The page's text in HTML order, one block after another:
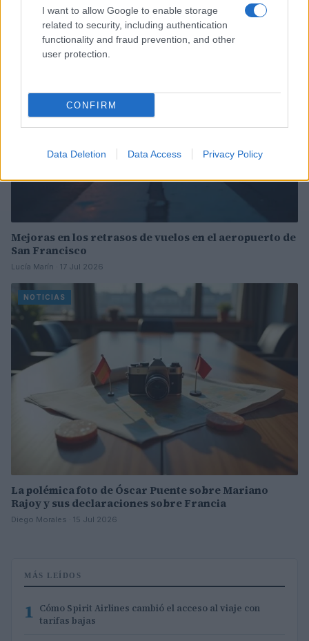
I want to allow Google to enable storage
related to security, including authentication
functionality and fraud prevention, and other
user protection.
CONFIRM
Data Deletion Data Access Privacy Policy
Lucía Marín · 4 Ago 2026
NOTICIAS
Mejoras en los retrasos de vuelos en el aeropuerto de
San Francisco
Lucía Marín · 17 Jul 2026
NOTICIAS
La polémica foto de Óscar Puente sobre Mariano
Rajoy y sus declaraciones sobre Francia
Diego Morales · 15 Jul 2026
MÁS LEÍDOS
1 Cómo Spirit Airlines cambió el acceso al viaje con
tarifas bajas